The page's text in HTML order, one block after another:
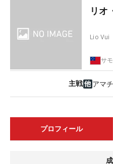
リオ
Lio Vui
サ
主戦 アマ
プロフィール